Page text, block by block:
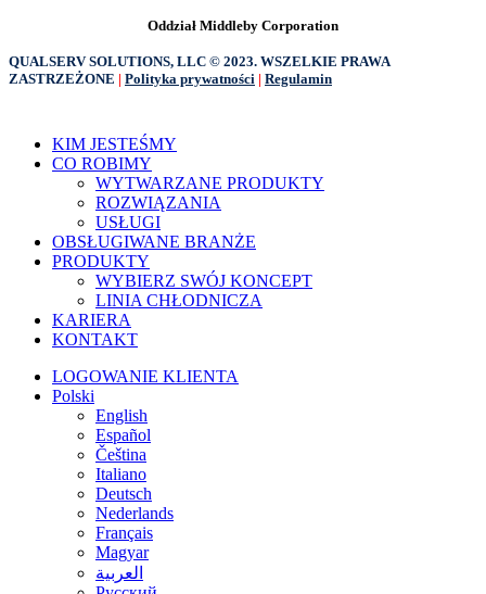
Oddział Middleby Corporation
QUALSERV SOLUTIONS, LLC © 2023. WSZELKIE PRAWA
ZASTRZEŻONE | Polityka prywatności | Regulamin
Zamknij
menu
KIM JESTEŚMY
CO ROBIMY
WYTWARZANE PRODUKTY
ROZWIĄZANIA
USŁUGI
OBSŁUGIWANE BRANŻE
PRODUKTY
WYBIERZ SWÓJ KONCEPT
LINIA CHŁODNICZA
KARIERA
KONTAKT
LOGOWANIE KLIENTA
Polski
English
Español
Čeština
Italiano
Deutsch
Nederlands
Français
Magyar
العربية‏